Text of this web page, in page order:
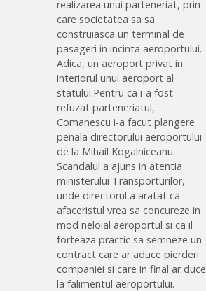
realizarea unui parteneriat, prin
care societatea sa sa
construiasca un terminal de
pasageri in incinta aeroportului.
Adica, un aeroport privat in
interiorul unui aeroport al
statului.Pentru ca i-a fost
refuzat parteneriatul,
Comanescu i-a facut plangere
penala directorului aeroportului
de la Mihail Kogalniceanu.
Scandalul a ajuns in atentia
ministerului Transporturilor,
unde directorul a aratat ca
afaceristul vrea sa concureze in
mod neloial aeroportul si ca il
forteaza practic sa semneze un
contract care ar aduce pierderi
companiei si care in final ar duce
la falimentul aeroportului.